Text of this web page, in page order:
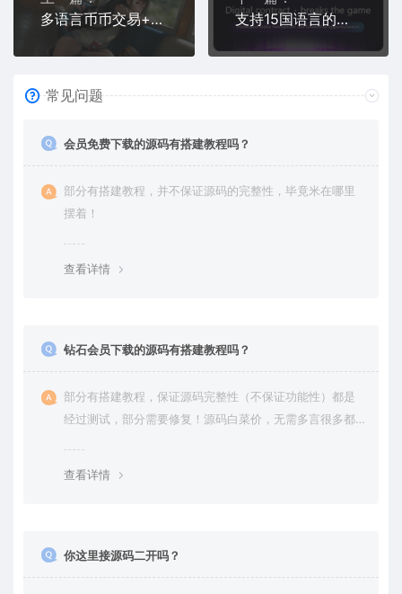
多语言币币交易+秒合约交易所系统开发 | 支持PC端Vue框架
支持15国语言的区块链交易所搭建教程：秒合约、申购、矿机一站式
常见问题
会员免费下载的源码有搭建教程吗？
部分有搭建教程，并不保证源码的完整性，毕竟米在哪里
摆着！
查看详情
钻石会员下载的源码有搭建教程吗？
部分有搭建教程，保证源码完整性（不保证功能性）都是
经过测试，部分需要修复！源码白菜价，无需多言很多都
查看详情
你这里接源码二开吗？